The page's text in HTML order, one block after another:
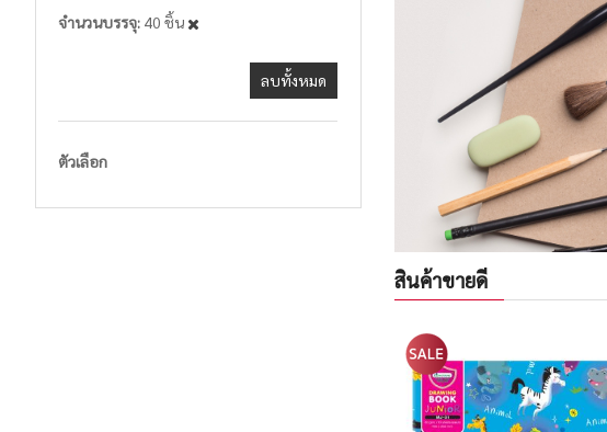
สินค้าขายดี
จำนวนบรรจุ 40 ชิ้น
ลบทั้งหมด
ตัวเลือก